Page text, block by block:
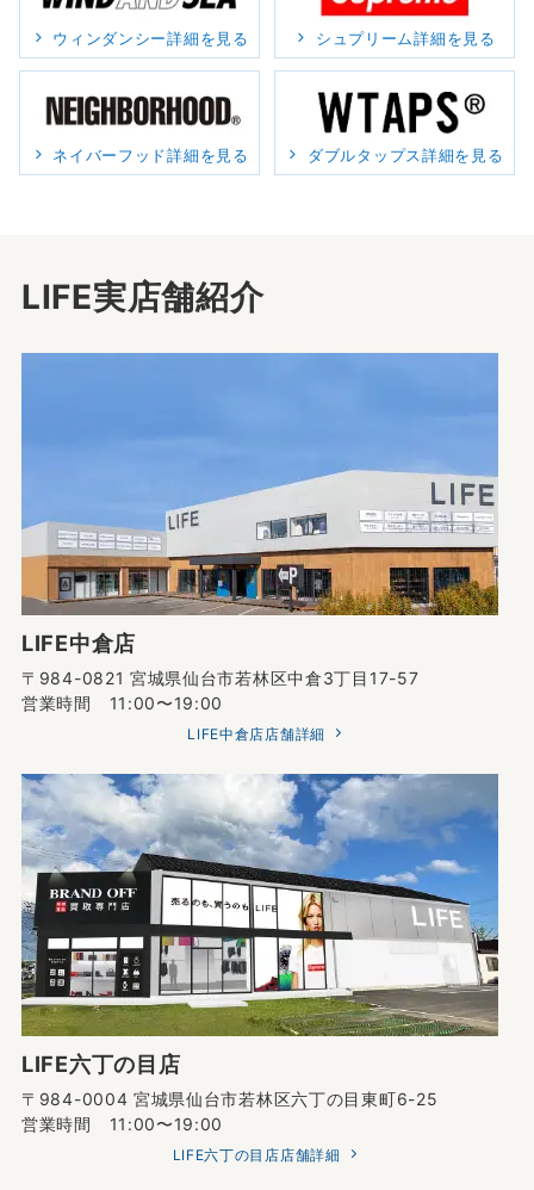
ウィンダンシー詳細を見る シュプリーム詳細を見る
ネイバーフッド詳細を見る ダブルタップス詳細を見る
LIFE実店舗紹介
LIFE中倉店
〒984-0821 宮城県仙台市若林区中倉3丁目17-57
営業時間 11:00〜19:00
LIFE中倉店店舗詳細
LIFE六丁の目店
〒984-0004 宮城県仙台市若林区六丁の目東町6-25
営業時間 11:00〜19:00
LIFE六丁の目店店舗詳細